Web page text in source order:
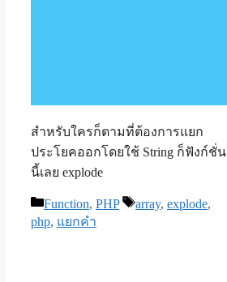
สำหรับใครก็ตามที่ต้องการแยก
ประโยคออกโดยใช้ String ก็ฟังก์ชั่น
นี้เลย explode
Categories
Function, PHP Tags
array, explode,
php, แยกคำ